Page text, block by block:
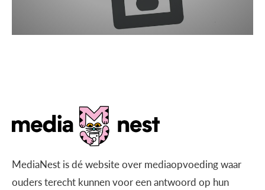
MediaNest is dé website over mediaopvoeding waar
ouders terecht kunnen voor een antwoord op hun